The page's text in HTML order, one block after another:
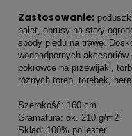
Zastosowanie:
palet, obrusy na stoły
spody pledu na trawę.
wodoodpornych
pokrowce na przewijaki,
różnych toreb, torebek,
Szerokość: 160 cm
Gramatura: ok. 210 g/m2
Skład: 100% poliester